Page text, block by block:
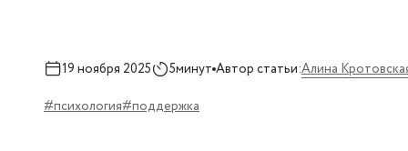
19 ноября 2025 5минут Автор статьи:Алина
#психология#поддержка